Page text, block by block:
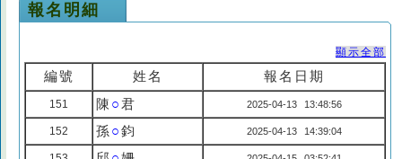
報名明細
顯示全部
編號 姓名 報名日期
151 陳 ○君 2025-04-13 13:48:56
152 孫○鈞 2025-04-13 14:39:04